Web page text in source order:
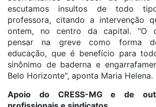
escutamos insultos de todo
professora, citando a intervenção
ontem, no centro da capital. "O
pensar na greve como forma
educação, que é benefício para
sinônimo de baderna e
Belo Horizonte", aponta Maria Helena.
Apoio do CRESS-MG e de